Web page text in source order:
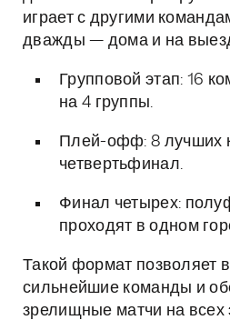
играет с другими
дважды — дома и на
Групповой этап: 16
на 4 группы.
Плей-офф: 8 лучших
четвертьфинал.
Финал четырех:
проходят в одном
Такой формат позволяет
сильнейшие команды и
зрелищные матчи на всех